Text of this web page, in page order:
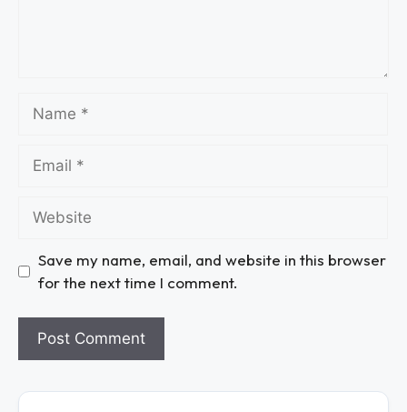
Save my name, email, and website in this browser
for the next time I comment.